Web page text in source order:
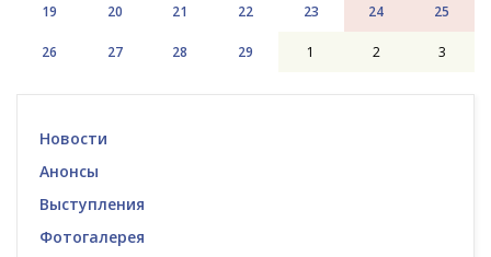
19 20 21 22 23 24 25
26 27 28 29 1 2 3
Новости
Анонсы
Выступления
Фотогалерея